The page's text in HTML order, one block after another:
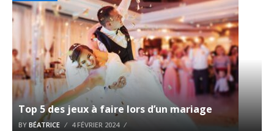
Top 5 des jeux à faire lors d’un mariage
BY BÉATRICE 4 FÉVRIER 2024